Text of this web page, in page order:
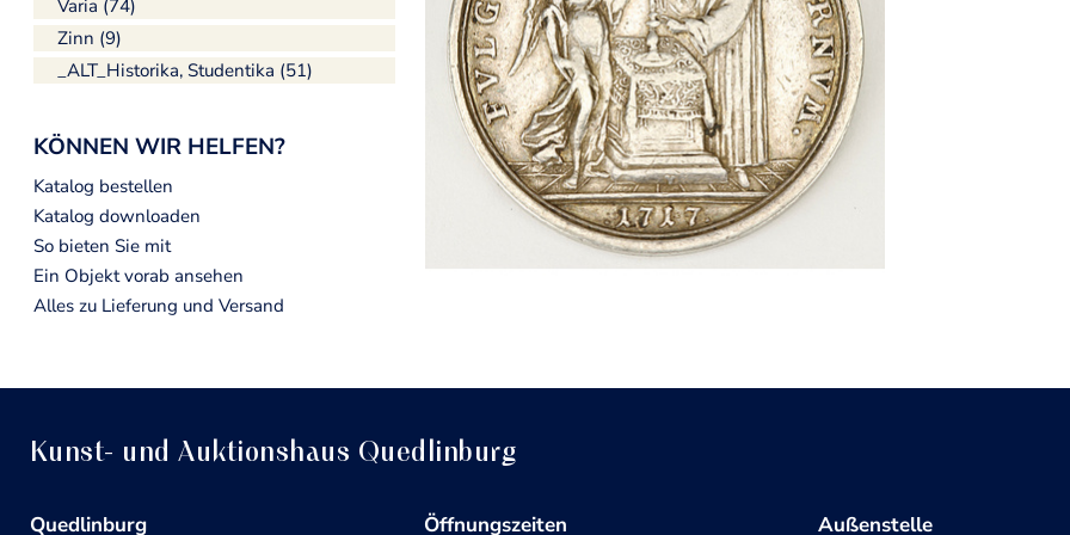
Varia (74)
Zinn (9)
_ALT_Historika, Studentika (51)
KÖNNEN WIR HELFEN?
Katalog bestellen
Katalog downloaden
So bieten Sie mit
Ein Objekt vorab ansehen
Alles zu Lieferung und Versand
Kunst- und Auktionshaus Quedlinburg
Quedlinburg Öffnungszeiten Außenstelle